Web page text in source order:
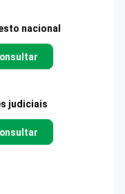
nacional
judiciais